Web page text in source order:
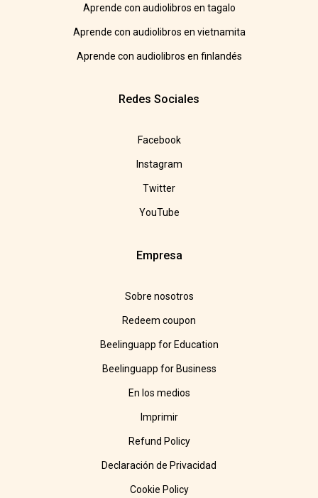
Aprende con audiolibros en tagalo
Aprende con audiolibros en vietnamita
Aprende con audiolibros en finlandés
Redes Sociales
Facebook
Instagram
Twitter
YouTube
Empresa
Sobre nosotros
Redeem coupon
Beelinguapp for Education
Beelinguapp for Business
En los medios
Imprimir
Refund Policy
Declaración de Privacidad
Cookie Policy